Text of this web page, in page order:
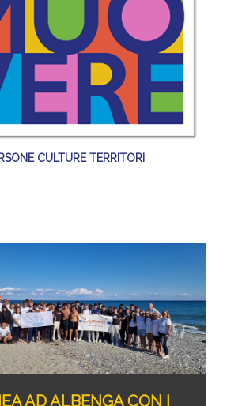
CULTURE TERRITORI
AD ALBENGA CON I